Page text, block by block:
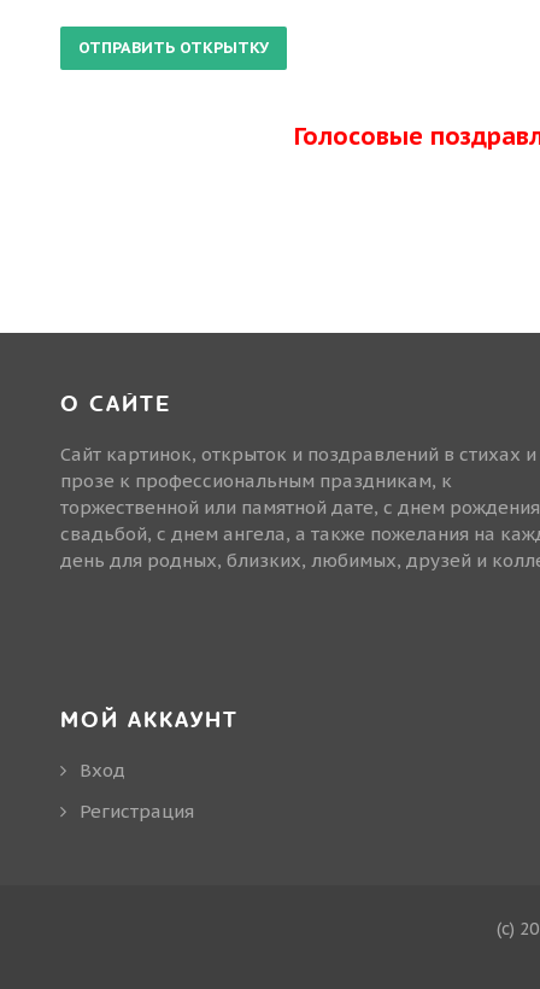
Голосовые
О САЙТЕ
Сайт картинок, открыток и поздравлений в стихах и
прозе к профессиональным праздникам, к
торжественной или памятной дате, с днем
свадьбой, с днем ангела, а также пожелания на
день для родных, близких, любимых, друзей и
МОЙ АККАУНТ
Вход
Регистрация
(c)